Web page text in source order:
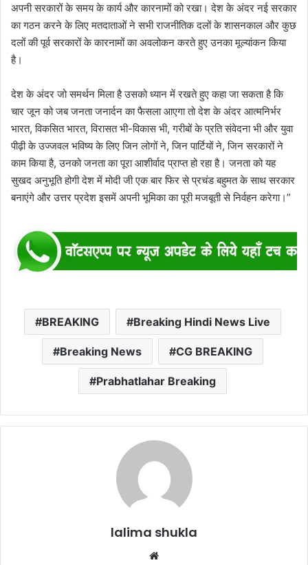
अपनी सरकारों के समय के कार्य और कारनामों को रखा। देश के अंदर नई सरकार
का गठन करने के लिए मतदाताओं ने सभी राजनीतिक दलों के शासनकाल और कुछ
दलों की पूर्व सरकारों के कारनामों का अवलोकन करते हुए उनका मूल्यांकन किया
है।
देश के अंदर जो समर्थन मिला है उसको ध्यान में रखते हुए कहा जा सकता है कि
चार जून को जब जनता जनार्दन का फैसला आएगा तो देश के अंदर आत्मनिर्भर
भारत, विकसित भारत, विरासत भी-विकास भी, गरीबों के प्रति संवेदना भी और युवा
पीढ़ी के उज्जवल भविष्य के लिए जिन लोगों ने, जिन पार्टियों ने, जिन सरकारों ने
काम किया है, उनको जनता का पूरा आशीर्वाद प्राप्त हो रहा है। जनता को यह
सुखद अनुभूति होगी देश में मोदी जी एक बार फिर से प्रचंड बहुमत के साथ सरकार
बनाएंगे और उत्तर प्रदेश इसमें अपनी भूमिका का पूरी मजबूती से निर्वहन करेगा।”
BREAKING Breaking Hindi News Live
Breaking News CG BREAKING
Prabhatlahar Breaking
lalima shukla